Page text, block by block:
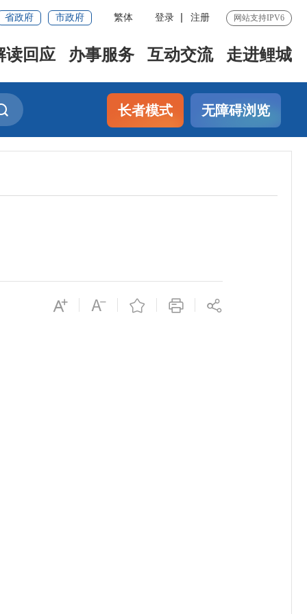
省政府 市政府 繁体 登录 注册 网站支持IPV6
读回应 办事服务 互动交流 走进鲤城
长者模式 无障碍浏览